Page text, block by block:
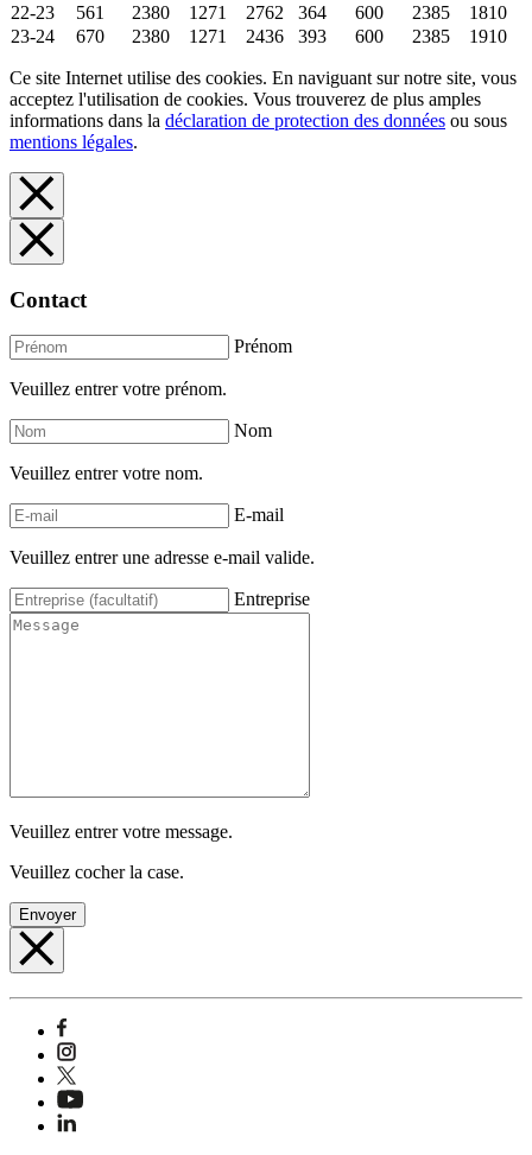
22-23 561 2380 1271 2762 364 600 2385
1810
23-24
670 2380 1271 2436 393 600 2385 1910
Ce site Internet utilise des cookies. En naviguant sur notre site, vous
acceptez l'utilisation de cookies. Vous trouverez de plus amples
informations dans la déclaration de protection des données ou sous
mentions légales.
Contact
Prénom
Veuillez entrer votre prénom.
Nom
Veuillez entrer votre nom.
E-mail
Veuillez entrer une adresse e-mail valide.
Entreprise
Veuillez entrer votre message.
Veuillez cocher la case.
Envoyer